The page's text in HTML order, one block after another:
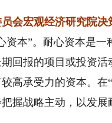
宏观经济研究院决
本”。耐心资本是一
回报的项目或投资
高承受力的资本。
握战略主动，以发